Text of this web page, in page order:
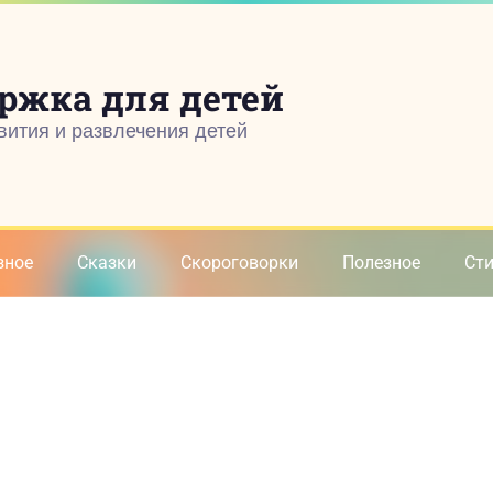
для детей
и развлечения детей
Сказки Скороговорки Полезное